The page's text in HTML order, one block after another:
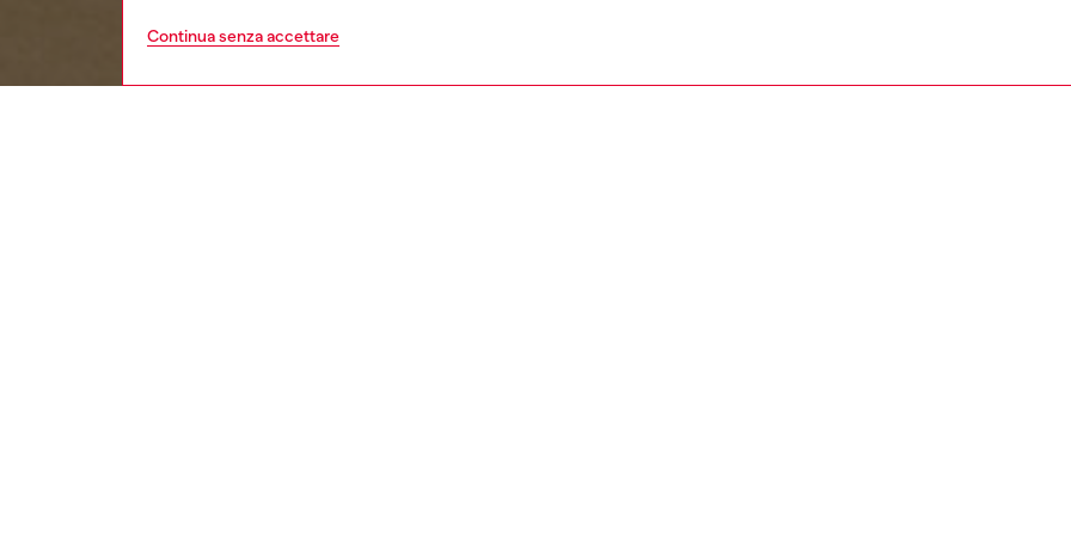
Continua senza accettare